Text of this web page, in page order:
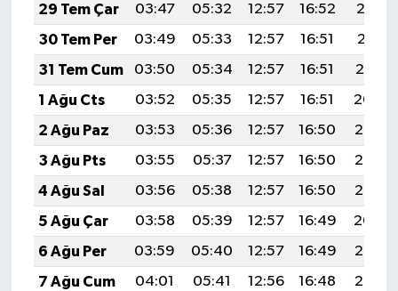
29 Tem Çar
03:47 05:32 12:57 16:52
20:12
30 Tem Per
03:49 05:33 12:57 16:51
20:11
31 Tem Cum
03:50 05:34 12:57 16:51
20:10
1 Ağu Cts
03:52 05:35 12:57 16:51
20:09
2 Ağu Paz
03:53 05:36 12:57 16:50
20:08
3 Ağu Pts
03:55 05:37 12:57 16:50
20:07
4 Ağu Sal
03:56 05:38 12:57 16:50
20:05
5 Ağu Çar
03:58 05:39 12:57 16:49
20:04
6 Ağu Per
03:59 05:40 12:57 16:49
20:03
7 Ağu Cum
04:01 05:41 12:56 16:48
20:02